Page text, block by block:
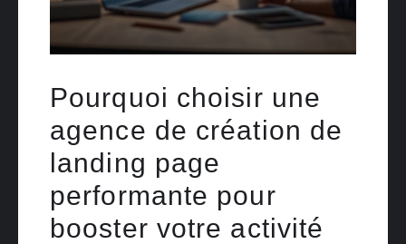
Pourquoi choisir une
agence de création de
landing page
performante pour
booster votre activité